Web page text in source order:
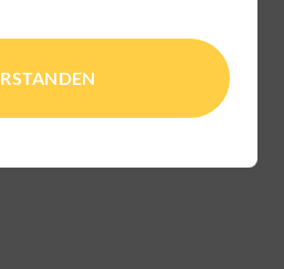
aus. Du kannst